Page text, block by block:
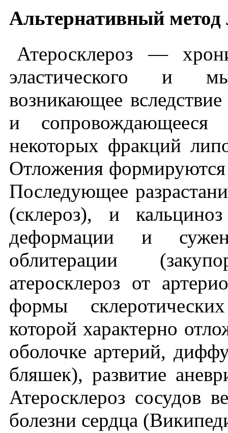
Альтернативный метод
Атеросклероз —
эластического и
возникающее
и сопровождающееся
некоторых фракций
Отложения
Последующее
(склероз), и
деформации и
облитерации
атеросклероз от
формы
которой характерно
оболочке артерий,
бляшек), развитие
Атеросклероз сосудов
болезни сердца